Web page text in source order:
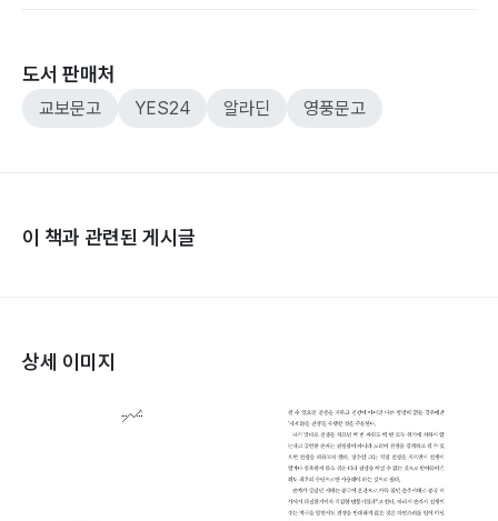
도서 판매처
교보문고 YES24 알라딘 영풍문고
이 책과 관련된 게시글
상세 이미지